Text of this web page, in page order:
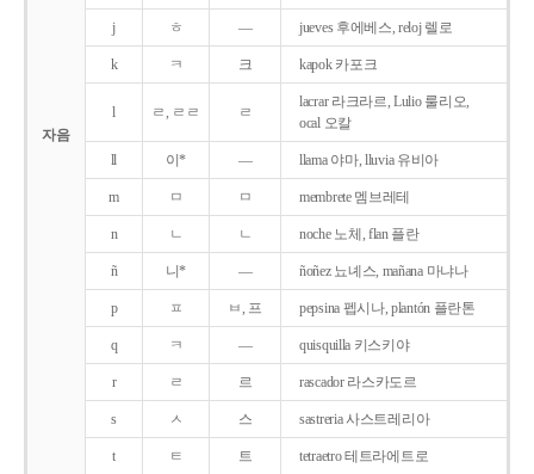
자음
j ㅎ ― jueves 후에베스, reloj 렐로
k ㅋ 크 kapok 카포크
l ㄹ, ㄹㄹ ㄹ
lacrar 라크라르, Lulio 룰리오,
ocal 오칼
ll 이* ― llama 야마, lluvia 유비아
m ㅁ ㅁ membrete 멤브레테
n ㄴ ㄴ noche 노체, flan 플란
ñ 니* ― ñoñez 뇨녜스, mañana 마냐나
p ㅍ ㅂ, 프 pepsina 펩시나, plantón 플란톤
q ㅋ ― quisquilla 키스키야
r ㄹ 르 rascador 라스카도르
s ㅅ 스 sastreria 사스트레리아
t ㅌ 트 tetraetro 테트라에트로